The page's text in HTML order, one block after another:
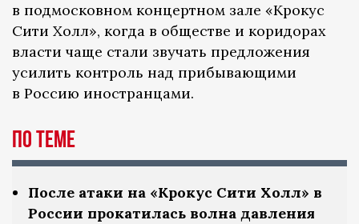
в подмосковном концертном зале «Крокус
Сити Холл», когда в обществе и коридорах
власти чаще стали звучать предложения
усилить контроль над прибывающими
в Россию иностранцами.
По теме
После атаки на «Крокус Сити Холл» в
России прокатилась волна давления